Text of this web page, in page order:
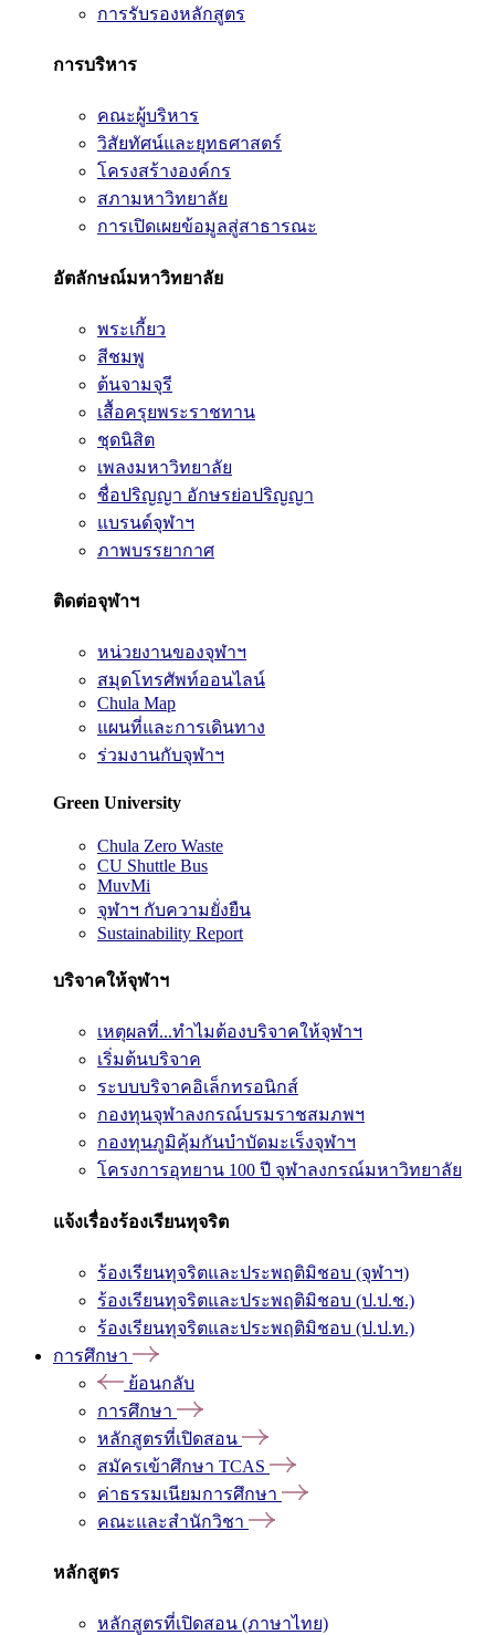
การรับรองหลักสูตร
การบริหาร
คณะผู้บริหาร
วิสัยทัศน์และยุทธศาสตร์
โครงสร้างองค์กร
สภามหาวิทยาลัย
การเปิดเผยข้อมูลสู่สาธารณะ
อัตลักษณ์มหาวิทยาลัย
พระเกี้ยว
สีชมพู
ต้นจามจุรี
เสื้อครุยพระราชทาน
ชุดนิสิต
เพลงมหาวิทยาลัย
ชื่อปริญญา อักษรย่อปริญญา
แบรนด์จุฬาฯ
ภาพบรรยากาศ
ติดต่อจุฬาฯ
หน่วยงานของจุฬาฯ
สมุดโทรศัพท์ออนไลน์
Chula Map
แผนที่และการเดินทาง
ร่วมงานกับจุฬาฯ
Green University
Chula Zero Waste
CU Shuttle Bus
MuvMi
จุฬาฯ กับความยั่งยืน
Sustainability Report
บริจาคให้จุฬาฯ
เหตุผลที่...ทำไมต้องบริจาคให้จุฬาฯ
เริ่มต้นบริจาค
ระบบบริจาคอิเล็กทรอนิกส์
กองทุนจุฬาลงกรณ์บรมราชสมภพฯ
กองทุนภูมิคุ้มกันบำบัดมะเร็งจุฬาฯ
โครงการอุทยาน 100 ปี จุฬาลงกรณ์มหาวิทยาลัย
แจ้งเรื่องร้องเรียนทุจริต
ร้องเรียนทุจริตและประพฤติมิชอบ (จุฬาฯ)
ร้องเรียนทุจริตและประพฤติมิชอบ (ป.ป.ช.)
ร้องเรียนทุจริตและประพฤติมิชอบ (ป.ป.ท.)
การศึกษา
ย้อนกลับ
การศึกษา
หลักสูตรที่เปิดสอน
สมัครเข้าศึกษา TCAS
ค่าธรรมเนียมการศึกษา
คณะและสำนักวิชา
หลักสูตร
หลักสูตรที่เปิดสอน (ภาษาไทย)